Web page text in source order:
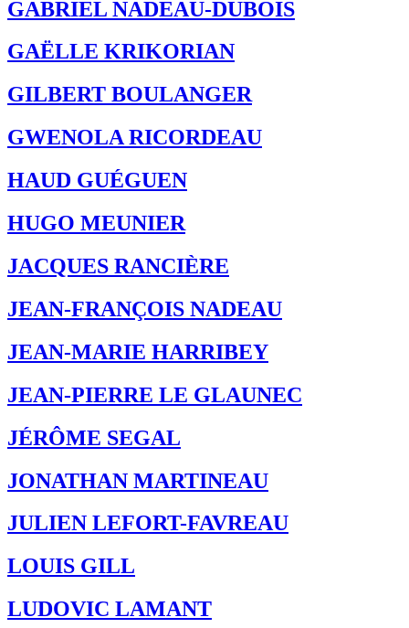
GABRIEL NADEAU-DUBOIS
GAËLLE KRIKORIAN
GILBERT BOULANGER
GWENOLA RICORDEAU
HAUD GUÉGUEN
HUGO MEUNIER
JACQUES RANCIÈRE
JEAN-FRANÇOIS NADEAU
JEAN-MARIE HARRIBEY
JEAN-PIERRE LE GLAUNEC
JÉRÔME SEGAL
JONATHAN MARTINEAU
JULIEN LEFORT-FAVREAU
LOUIS GILL
LUDOVIC LAMANT